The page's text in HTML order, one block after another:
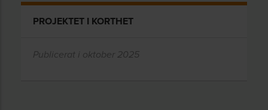
PROJEKTET I KORTHET
Publicerat i oktober 2025